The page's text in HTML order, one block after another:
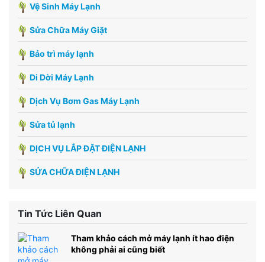
Vệ Sinh Máy Lạnh
Sửa Chữa Máy Giặt
Bảo trì máy lạnh
Di Dời Máy Lạnh
Dịch Vụ Bơm Gas Máy Lạnh
Sửa tủ lạnh
DỊCH VỤ LẮP ĐẶT ĐIỆN LẠNH
SỬA CHỮA ĐIỆN LẠNH
Tin Tức Liên Quan
Tham khảo cách mở máy lạnh ít hao điện
không phải ai cũng biết